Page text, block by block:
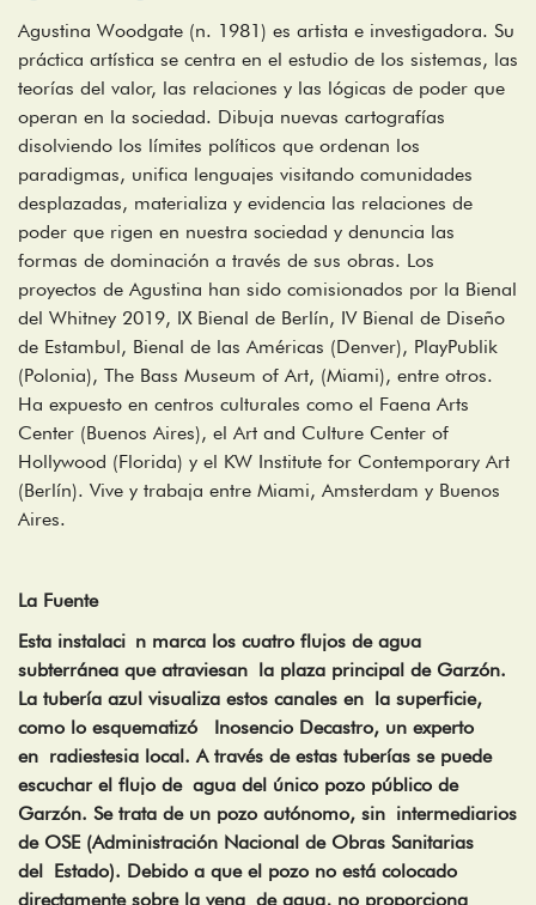
Agustina Woodgate (n. 1981) es artista e investigadora. Su
práctica artística se centra en el estudio de los sistemas, las
teorías del valor, las relaciones y las lógicas de poder que
operan en la sociedad. Dibuja nuevas cartografías
disolviendo los límites políticos que ordenan los
paradigmas, unifica lenguajes visitando comunidades
desplazadas, materializa y evidencia las relaciones de
poder que rigen en nuestra sociedad y denuncia las
formas de dominación a través de sus obras. Los
proyectos de Agustina han sido comisionados por la Bienal
del Whitney 2019, IX Bienal de Berlín, IV Bienal de Diseño
de Estambul, Bienal de las Américas (Denver), PlayPublik
(Polonia), The Bass Museum of Art, (Miami), entre otros.
Ha expuesto en centros culturales como el Faena Arts
Center (Buenos Aires), el Art and Culture Center of
Hollywood (Florida) y el KW Institute for Contemporary Art
(Berlín). Vive y trabaja entre Miami, Amsterdam y Buenos
Aires.
La Fuente
Esta instalaci n marca los cuatro flujos de agua
subterránea que atraviesan la plaza principal de Garzón.
La tubería azul visualiza estos canales en la superficie,
como lo esquematizó Inosencio Decastro, un experto
en radiestesia local. A través de estas tuberías se puede
escuchar el flujo de agua del único pozo público de
Garzón. Se trata de un pozo autónomo, sin intermediarios
de OSE (Administración Nacional de Obras Sanitarias
del Estado). Debido a que el pozo no está colocado
directamente sobre la vena de agua, no proporciona